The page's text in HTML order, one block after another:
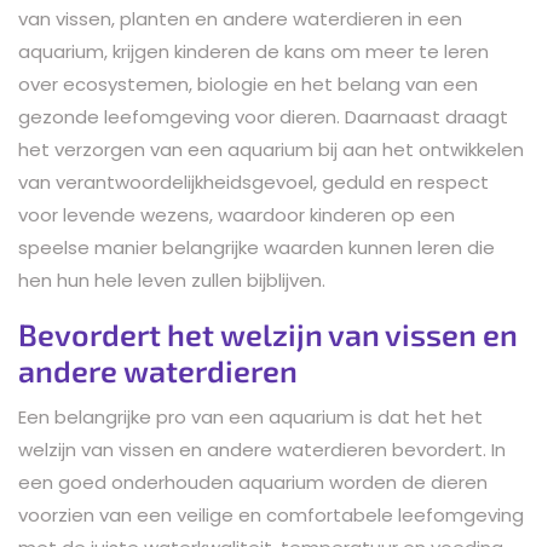
van vissen, planten en andere waterdieren in een
aquarium, krijgen kinderen de kans om meer te leren
over ecosystemen, biologie en het belang van een
gezonde leefomgeving voor dieren. Daarnaast draagt
het verzorgen van een aquarium bij aan het ontwikkelen
van verantwoordelijkheidsgevoel, geduld en respect
voor levende wezens, waardoor kinderen op een
speelse manier belangrijke waarden kunnen leren die
hen hun hele leven zullen bijblijven.
Bevordert het welzijn van vissen en
andere waterdieren
Een belangrijke pro van een aquarium is dat het het
welzijn van vissen en andere waterdieren bevordert. In
een goed onderhouden aquarium worden de dieren
voorzien van een veilige en comfortabele leefomgeving